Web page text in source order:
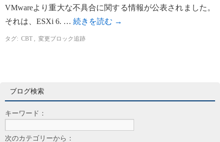
VMwareより重大な不具合に関する情報が公表されました。
それは、ESXi 6. … 続きを読む →
タグ: CBT 変更ブロック追跡
ブログ検索
キーワード：
次のカテゴリーから：